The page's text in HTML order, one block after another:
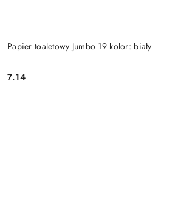
Papier toaletowy Jumbo 19 kolor: biały
Cena:
7.14